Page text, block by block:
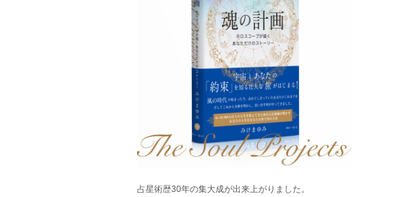
占星術歴30年の集大成が出来上がりました。